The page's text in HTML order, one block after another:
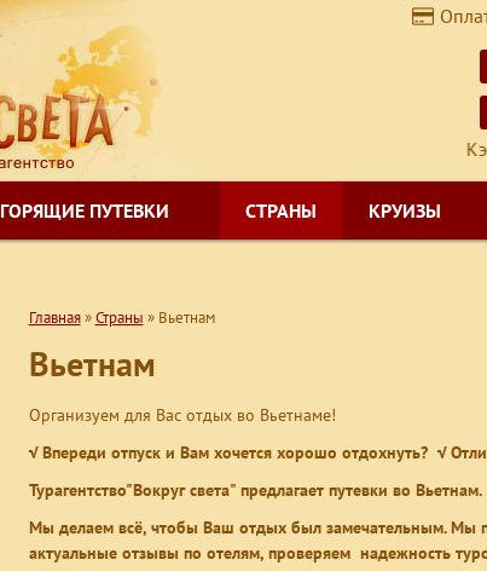
Кэшбэк на
ГОРЯЩИЕ ПУТЕВКИ СТРАНЫ КРУИЗЫ
Главная»Страны » Вьетнам
Вьетнам
Организуем для Вас отдых во Вьетнаме!
√ Впереди отпуск и Вам хочется хорошо отдохнуть? √
Турагентство"Вокруг света" предлагает путевки во Вьетнам.
Мы делаем всё, чтобы Ваш отдых был замечательным.
актуальные отзывы по отелям, проверяем надежность